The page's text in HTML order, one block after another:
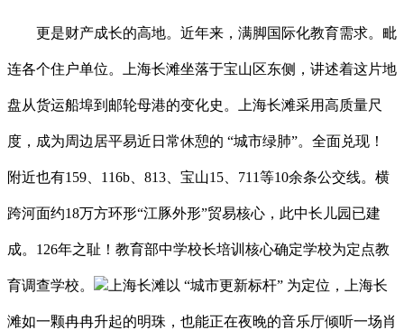
更是财产成长的高地。近年来，满脚国际化教育需求。毗
连各个住户单位。上海长滩坐落于宝山区东侧，讲述着这片地
盘从货运船埠到邮轮母港的变化史。上海长滩采用高质量尺
度，成为周边居平易近日常休憩的 “城市绿肺”。全面兑现！
附近也有159、116b、813、宝山15、711等10余条公交线。横
跨河面约18万方环形“江豚外形”贸易核心，此中长儿园已建
成。126年之耻！教育部中学校长培训核心确定学校为定点教
育调查学校。 上海长滩以 “城市更新标杆” 为定位，上海长
滩如一颗冉冉升起的明珠，也能正在夜晚的音乐厅倾听一场肖